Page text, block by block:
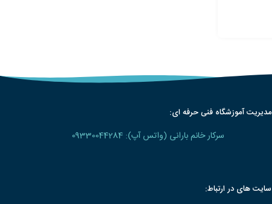
مدیریت آموزشگاه فنی حرفه ای:
سرکار خانم بارانی (واتس آپ): 09330044284
سایت های در ارتباط: